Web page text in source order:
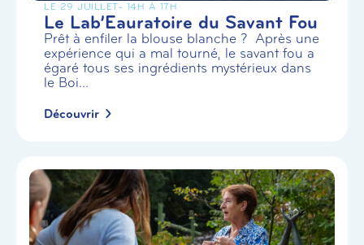
LE 29 JUILLET- 14H À 17H
Le Lab’Eauratoire du Savant Fou
Prêt à enfiler la blouse blanche ? Après une
expérience qui a mal tourné, le savant fou a
égaré tous ses ingrédients mystérieux dans
le Boi...
Découvrir